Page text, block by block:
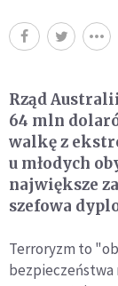
Rząd
64 mln
walkę z
u młodych
największe
szefowa
Terroryzm to
bezpieczeństwa